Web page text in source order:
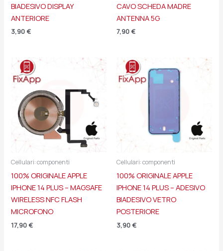
BIADESIVO DISPLAY
ANTERIORE
3,90 €
CAVO SCHEDA MADRE
ANTENNA 5G
7,90 €
Cellulari: componenti
100% ORIGINALE APPLE
IPHONE 14 PLUS – MAGSAFE
WIRELESS NFC FLASH
MICROFONO
17,90 €
Cellulari: componenti
100% ORIGINALE APPLE
IPHONE 14 PLUS – ADESIVO
BIADESIVO VETRO
POSTERIORE
3,90 €